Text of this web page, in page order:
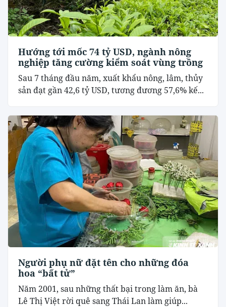
Hướng tới mốc 74 tỷ USD, ngành nông
nghiệp tăng cường kiểm soát vùng trồng
Sau 7 tháng đầu năm, xuất khẩu nông, lâm, thủy
sản đạt gần 42,6 tỷ USD, tương đương 57,6% kế...
Người phụ nữ đặt tên cho những đóa
hoa “bất tử”
Năm 2001, sau những thất bại trong làm ăn, bà
Lê Thị Việt rời quê sang Thái Lan làm giúp...